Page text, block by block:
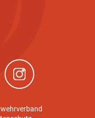
Fenster)(neues Fenster)